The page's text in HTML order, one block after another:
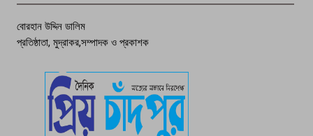
পচা দুর্গন্ধে ৯৯৯-এ ফোন, ফরিদগঞ্জে
তরুণের অর্ধগলিত লাশ উদ্ধার
বোরহান উদ্দিন ডালিম
প্রতিষ্ঠাতা, মুদ্রাকর,সম্পাদক ও প্রকাশক